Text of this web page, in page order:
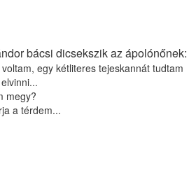
bácsi dicsekszik az ápolónőnek:
egy kétliteres tejeskannát tudtam
megy?
a térdem...